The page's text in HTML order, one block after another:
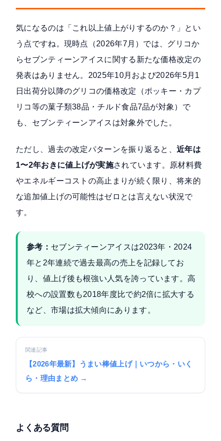
気になるのは「これ以上値上がりするのか？」とい
う点ですね。現時点（2026年7月）では、グリコか
らセブンティーンアイスに関する新たな価格改定の
発表はありません。2025年10月および2026年5月1
日出荷分以降のグリコの価格改定 （ポッキー・カプ
リコ等の菓子類38品・チルド食品7品が対象）で
も、セブンティーンアイスは対象外でした。
ただし、過去の改定パターンを振り返ると、近年は
1〜2年おきに値上げが実施されています。原材料費
やエネルギーコストの高止まりが続く限り、将来的
な追加値上げの可能性はゼロとは言えない状況で
す。
参考： セブンティーンアイスは2023年・2024
年と2年連続で過去最高の売上を記録してお
り、値上げ後も根強い人気を誇っています。高
校への設置数も2018年度比で約2倍に拡大する
など、市場は拡大傾向にあります。
関連記事
【2026年最新】うまい棒値上げ｜いつから・いく
ら・理由まとめ →
よくある質問